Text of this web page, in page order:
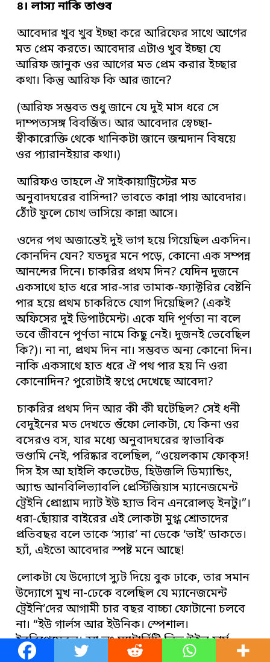
৪। লাস্য নাকি তাণ্ডব
আবেদার খুব খুব ইচ্ছা করে আরিফের সাথে আগের
মত প্রেম করতে। আবেদার এটাও খুব ইচ্ছা যে
আরিফ জানুক ওর আগের মত প্রেম করার ইচ্ছার
কথা। কিন্তু আরিফ কি আর জানে?
(আরিফ সম্ভবত শুধু জানে যে দুই মাস ধরে সে
দাম্পত্যসঙ্গ বিবর্জিত। আর আবেদার স্বেচ্ছা-
স্বীকারোক্তি থেকে খানিকটা জানে জন্মদান বিষয়ে
ওর প্যারানইয়ার কথা।)
আরিফও তাহলে ঐ সাইকায়াট্রিস্টের মত
অনুবাদঘরের বাসিন্দা? ভাবতে কান্না পায় আবেদার।
ঠোঁট ফুলে চোখ ভাসিয়ে কান্না আসে।
ওদের পথ অজান্তেই দুই ভাগ হয়ে গিয়েছিল একদিন।
কোনদিন যেন? যতদূর মনে পড়ে, কোনো এক সম্পন্ন
আনন্দের দিনে। চাকরির প্রথম দিন? যেদিন দুজনে
একসাথে হাত ধরে সার-সার তামাক-ফ্যাক্টরির বেষ্টনি
পার হয়ে প্রথম চাকরিতে যোগ দিয়েছিল? (একই
অফিসের দুই ডিপার্টমেন্ট। একে যদি পূর্ণতা না বলে
তবে জীবনে পূর্ণতা নামে কিছু নেই। দুজনই ভেবেছিল
কি?)। না না, প্রথম দিন না। সম্ভবত অন্য কোনো দিন।
নাকি একসাথে হাত ধরে ঐ পথ পার হয় নি ওরা
কোনোদিন? পুরোটাই স্বপ্নে দেখেছে আবেদা?
চাকরির প্রথম দিন আর কী কী ঘটেছিল? সেই ধনী
বেদুইনের মত দেখতে গুঁফো লোকটা, যে কিনা ওর
বসেরও বস, যার মধ্যে অনুবাদঘরের স্বাভাবিক
ভণ্ডামি নেই, পরিষ্কার বলেছিল, “ওয়েলকাম ফোক্‌স!
দিস ইস আ হাইলি কভেটেড, হিউজলি ডিম্যান্ডিং,
অ্যান্ড আনবিলিভ্যাবলি প্রেস্টিজিয়াস ম্যানেজমেন্ট
ট্রেইনি প্রোগ্রাম দ্যাট ইউ হ্যাভ বিন এনরোলড্‌ ইনটু।”।
ধরা-ছোঁয়ার বাইরের এই লোকটা মুগ্ধ শ্রোতাদের
প্রতিবছর বলে তাকে ‘স্যার’ না ডেকে ‘ভাই’ ডাকতে।
হ্যাঁ, এইতো আবেদার স্পষ্ট মনে আছে!
লোকটা যে উদ্যোগে স্যুট দিয়ে বুক ঢাকে, তার সমান
উদ্যোগে মুখ না-ঢেকে বলেছিল যে ম্যানেজমেন্ট
ট্রেইনি’দের আগামী চার বছর বাচ্চা ফোটানো চলবে
না। “ইউ গার্লস আর ইউনিক। স্পেশাল।
ইররিপ্লেসেবল। আ লং ম্যাটার্নিটি লিভ উইল হার্ম
ইয়োর ক্যারিয়ার ইন ওয়েজ ইউ ক্যানট ইম্যাজিন”,